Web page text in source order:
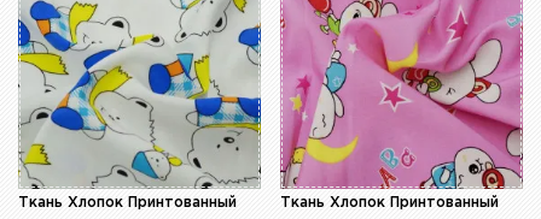
Ткань Хлопок Принтованный Ткань Хлопок Принтованный